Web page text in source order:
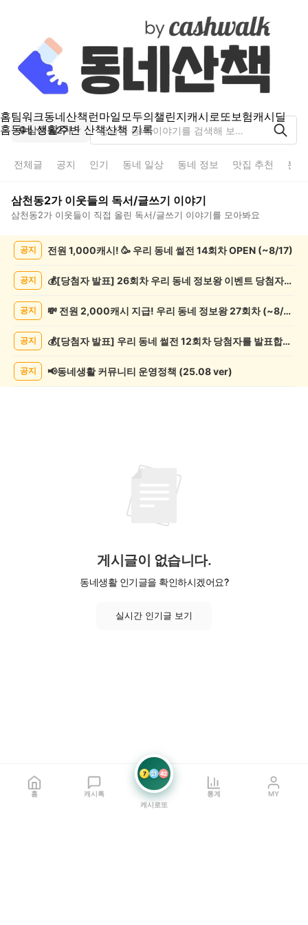
홈팀워크동네산책 런마일모두의챌린지캐시로또보험캐시딜
홈동네 생활주변 산책산책 기록
삼천동2가
전체글 공지 인기 동네 일상 동네 정보 맛집 추천 분
삼천동2가이웃들의 독서/글쓰기 이야기
삼천동2가 이웃들이 직접 올린 독서/글쓰기 이야기를 모아봐요
서/
시
공지 전원 1,000캐시! 🥳 우리 동네 썰전 14회차 OPEN (~8/17)
공지 💰[당첨자 발표] 26회차 우리 동네 정보왕 이벤트 당첨자를 발표합니다!
공지 💸 전원 2,000캐시 지급! 우리 동네 정보왕 27회차 (~8/10)
공지 💰[당첨자 발표] 우리 동네 썰전 12회차 당첨자를 발표합니다!
공지 📢동네생활 커뮤니티 운영정책 (25.08 ver)
게시글이 없습니다.
동네생활 인기글을 확인하시겠어요?
실시간 인기글 보기
홈 캐시톡
7 21 42
캐시로또
통계 MY